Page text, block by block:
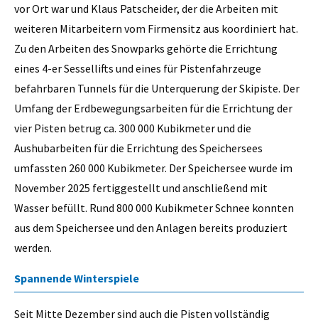
vor Ort war und Klaus Patscheider, der die Arbeiten mit
weiteren Mitarbeitern vom Firmensitz aus koordiniert hat.
Zu den Arbeiten des Snowparks gehörte die Errichtung
eines 4-er Sessellifts und eines für Pistenfahrzeuge
befahrbaren Tunnels für die Unterquerung der Skipiste. Der
Umfang der Erdbewegungsarbeiten für die Errichtung der
vier Pisten betrug ca. 300 000 Kubikmeter und die
Aushubarbeiten für die Errichtung des Speichersees
umfassten 260 000 Kubikmeter. Der Speichersee wurde im
November 2025 fertiggestellt und anschließend mit
Wasser befüllt. Rund 800 000 Kubikmeter Schnee konnten
aus dem Speichersee und den Anlagen bereits produziert
werden.
Spannende Winterspiele
Seit Mitte Dezember sind auch die Pisten vollständig